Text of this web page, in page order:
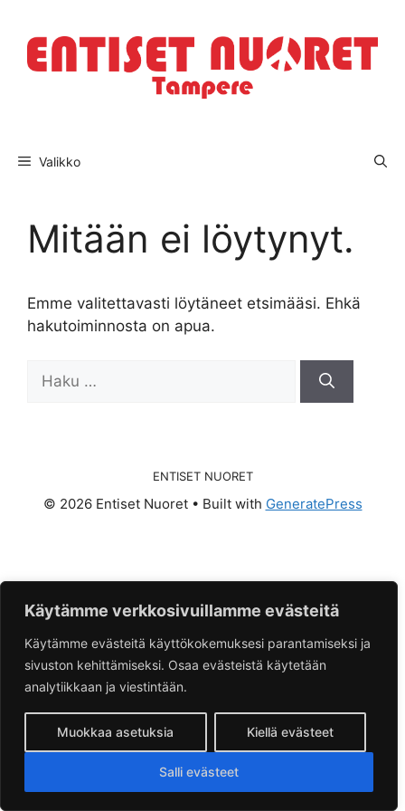
Käytämme verkkosivuillamme evästeitä
Käytämme evästeitä käyttökokemuksesi parantamiseksi ja
sivuston kehittämiseksi. Osaa evästeistä käytetään
analytiikkaan ja viestintään.
Muokkaa asetuksia Kiellä evästeet
Salli evästeet
sisältöön
Valikko
Mitään ei löytynyt.
Emme valitettavasti löytäneet etsimääsi. Ehkä
hakutoiminnosta on apua.
Haku:
ENTISET NUORET
© 2026 Entiset Nuoret• Built with GeneratePress